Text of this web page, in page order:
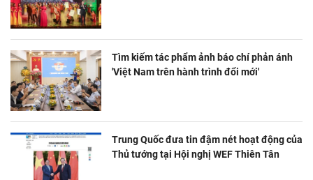
Tìm kiếm tác phẩm ảnh báo chí phản ánh
'Việt Nam trên hành trình đổi mới'
Trung Quốc đưa tin đậm nét hoạt động của
Thủ tướng tại Hội nghị WEF Thiên Tân